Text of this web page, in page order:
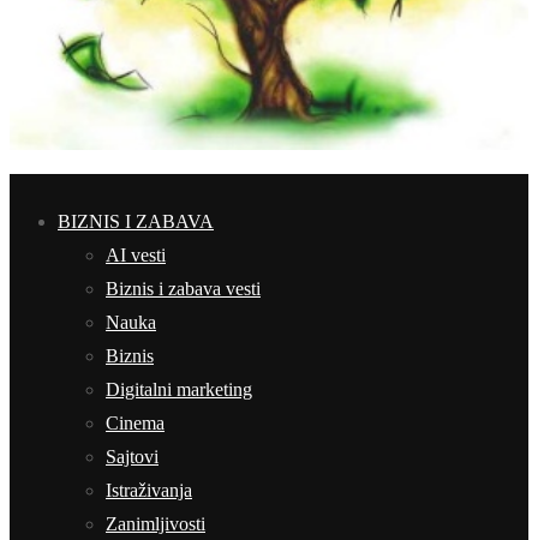
BIZNIS I ZABAVA
AI vesti
Biznis i zabava vesti
Nauka
Biznis
Digitalni marketing
Cinema
Sajtovi
Istraživanja
Zanimljivosti